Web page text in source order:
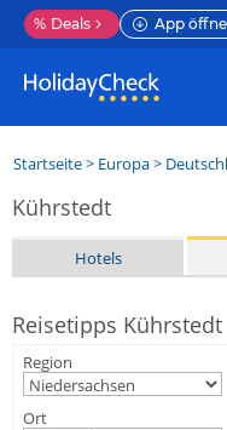
% Deals App
Startseite> Europa>
Kührstedt
Hotels
Reisetipps Kührstedt
Region
Ort